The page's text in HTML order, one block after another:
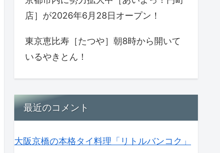
店］が2026年6月28日オープン！
東京恵比寿［たつや］朝8時から開いて
いるやきとん！
最近のコメント
大阪京橋の本格タイ料理「リトルバンコク」